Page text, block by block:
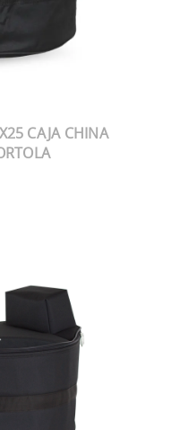
CAJA CHINA